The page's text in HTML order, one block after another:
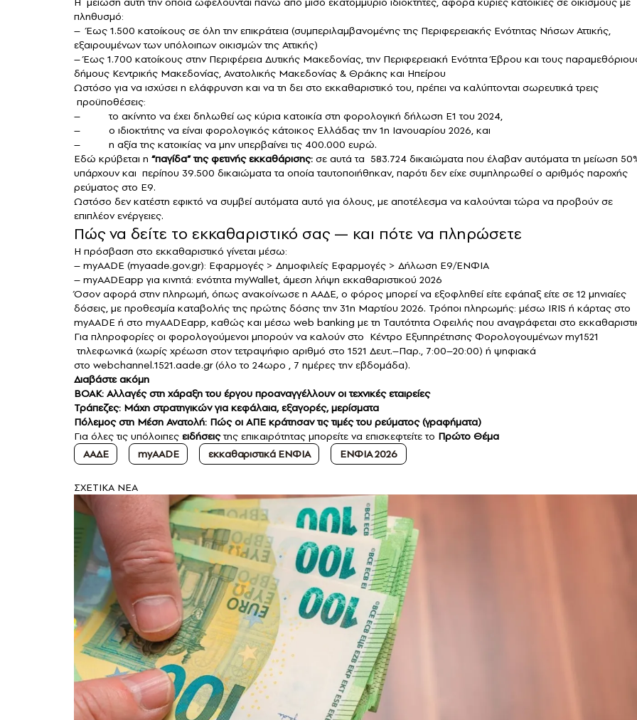
πληθυσμό:
– Έως 1.500 κατοίκους σε όλη την επικράτεια (συμπεριλαμβανομένης της Περιφερειακής Ενότητας Νήσων Αττικής,
εξαιρουμένων των υπόλοιπων οικισμών της Αττικής)
– Έως 1.700 κατοίκους στην Περιφέρεια Δυτικής Μακεδονίας, την Περιφερειακή Ενότητα Έβρου και τους
δήμους Κεντρικής Μακεδονίας, Ανατολικής Μακεδονίας & Θράκης και Ηπείρου
Ωστόσο για να ισχύσει η ελάφρυνση και να τη δει στο εκκαθαριστικό του, πρέπει να καλύπτονται σωρευτικά τρεις
προϋποθέσεις:
– το ακίνητο να έχει δηλωθεί ως κύρια κατοικία στη φορολογική δήλωση Ε1 του 2024,
– ο ιδιοκτήτης να είναι φορολογικός κάτοικος Ελλάδας την 1η Ιανουαρίου 2026, και
– η αξία της κατοικίας να μην υπερβαίνει τις 400.000 ευρώ.
Εδώ κρύβεται η “παγίδα” της φετινής εκκαθάρισης: σε αυτά τα 583.724 δικαιώματα που έλαβαν αυτόματα τη μείωση
υπάρχουν και περίπου 39.500 δικαιώματα τα οποία ταυτοποιήθηκαν, παρότι δεν είχε συμπληρωθεί ο αριθμός παροχής
ρεύματος στο Ε9.
Ωστόσο δεν κατέστη εφικτό να συμβεί αυτόματα αυτό για όλους, με αποτέλεσμα να καλούνται τώρα να προβούν σε
επιπλέον ενέργειες.
Πώς να δείτε το εκκαθαριστικό σας — και πότε να πληρώσετε
Η πρόσβαση στο εκκαθαριστικό γίνεται μέσω:
– myAADE (myaade.gov.gr): Εφαρμογές > Δημοφιλείς Εφαρμογές > Δήλωση Ε9/ΕΝΦΙΑ
– myAADEapp για κινητά: ενότητα myWallet, άμεση λήψη εκκαθαριστικού 2026
Όσον αφορά στην πληρωμή, όπως ανακοίνωσε η ΑΑΔΕ, ο φόρος μπορεί να εξοφληθεί είτε εφάπαξ είτε σε 12 μηνιαίες
δόσεις, με προθεσμία καταβολής της πρώτης δόσης την 31η Μαρτίου 2026. Τρόποι πληρωμής: μέσω IRIS ή κάρτας στο
myAADE ή στο myAADEapp, καθώς και μέσω web banking με τη Ταυτότητα Οφειλής που αναγράφεται στο
Για πληροφορίες οι φορολογούμενοι μπορούν να καλούν στο Κέντρο Εξυπηρέτησης Φορολογουμένων my1521
τηλεφωνικά (χωρίς χρέωση στον τετραψήφιο αριθμό στο 1521 Δευτ.–Παρ., 7:00–20:00) ή ψηφιακά
στο webchannel.1521.aade.gr(όλο το 24ωρο , 7 ημέρες την εβδομάδα).
Διαβάστε ακόμη
ΒΟΑΚ: Aλλαγές στη χάραξη του έργου προαναγγέλλουν οι τεχνικές εταιρείες
Τράπεζες: Μάχη στρατηγικών για κεφάλαια, εξαγορές, μερίσματα
Πόλεμος στη Μέση Ανατολή: Πώς οι ΑΠΕ κράτησαν τις τιμές του ρεύματος (γραφήματα)
Για όλες τις υπόλοιπες ειδήσειςτης επικαιρότητας μπορείτε να επισκεφτείτε το Πρώτο Θέμα
ΑΑΔΕ
myAADE εκκαθαριστικά ΕΝΦΙΑ ΕΝΦΙΑ 2026
ΣXETIKA NEA